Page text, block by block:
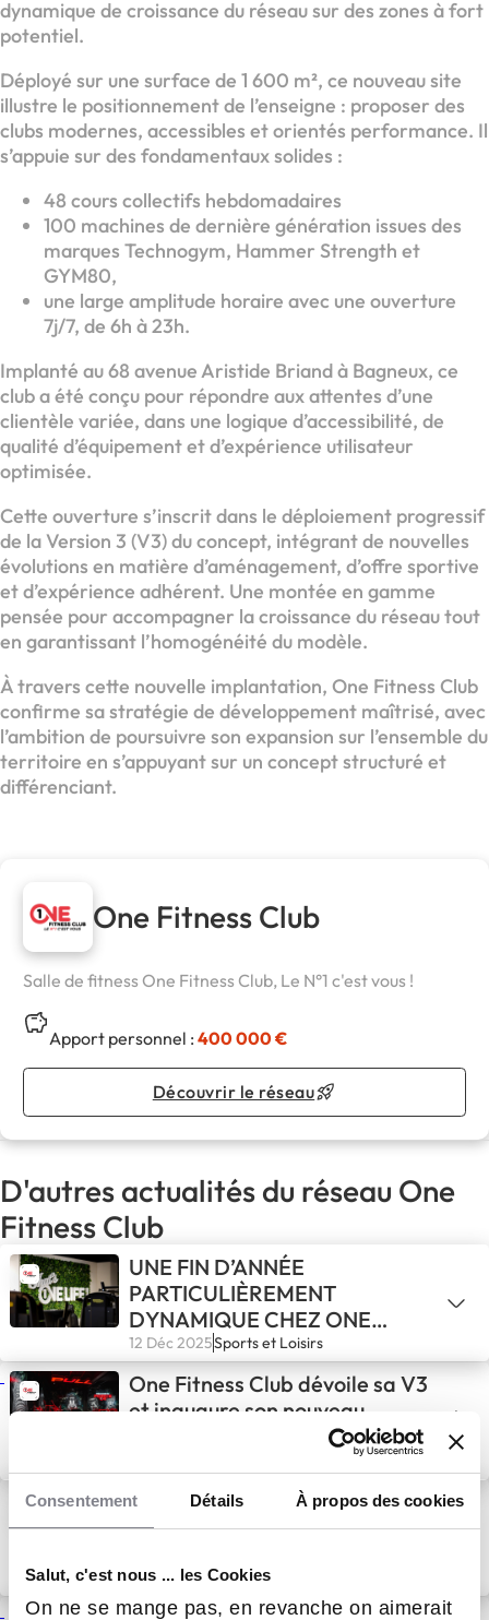
Consentement Détails À propos des cookies
Salut, c'est nous ... les Cookies
On ne se mange pas, en revanche on aimerait
dynamique de croissance du réseau sur des zones à fort
potentiel.
Déployé sur une surface de 1 600 m², ce nouveau site
illustre le positionnement de l’enseigne : proposer des
clubs modernes, accessibles et orientés performance. Il
s’appuie sur des fondamentaux solides :
48 cours collectifs hebdomadaires
100 machines de dernière génération issues des
marques Technogym, Hammer Strength et
GYM80,
une large amplitude horaire avec une ouverture
7j/7, de 6h à 23h.
Implanté au 68 avenue Aristide Briand à Bagneux, ce
club a été conçu pour répondre aux attentes d’une
clientèle variée, dans une logique d’accessibilité, de
qualité d’équipement et d’expérience utilisateur
optimisée.
Cette ouverture s’inscrit dans le déploiement progressif
de la Version 3 (V3) du concept, intégrant de nouvelles
évolutions en matière d’aménagement, d’offre sportive
et d’expérience adhérent. Une montée en gamme
pensée pour accompagner la croissance du réseau tout
en garantissant l’homogénéité du modèle.
À travers cette nouvelle implantation, One Fitness Club
confirme sa stratégie de développement maîtrisé, avec
l’ambition de poursuivre son expansion sur l’ensemble du
territoire en s’appuyant sur un concept structuré et
différenciant.
One Fitness Club
Salle de fitness One Fitness Club, Le N°1 c'est vous !
Apport personnel :400 000 €
Découvrir le réseau
D'autres actualités du réseau One
Fitness Club
UNE FIN D’ANNÉE
PARTICULIÈREMENT
DYNAMIQUE CHEZ ONE
FITNESS CLUB
12 Déc 2025Sports et Loisirs
One Fitness Club dévoile sa V3
et inaugure son nouveau
One Fitness Club poursuit sa
croissance sur l’Île de la
23 Juil 2025Sports et Loisirs